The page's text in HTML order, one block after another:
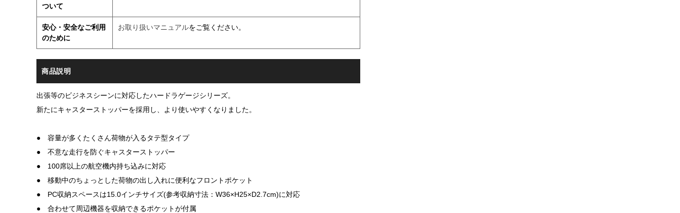
ついて
安心・安全なご利用
のために
お取り扱いマニュアルをご覧ください。
商品説明
出張等のビジネスシーンに対応したハードラゲージシリーズ。
新たにキャスターストッパーを採用し、より使いやすくなりました。
● 容量が多くたくさん荷物が入るタテ型タイプ
● 不意な走行を防ぐキャスターストッパー
● 100席以上の航空機内持ち込みに対応
● 移動中のちょっとした荷物の出し入れに便利なフロントポケット
● PC収納スペースは15.0インチサイズ(参考収納寸法：W36×H25×D2.7cm)に対応
● 合わせて周辺機器を収納できるポケットが付属